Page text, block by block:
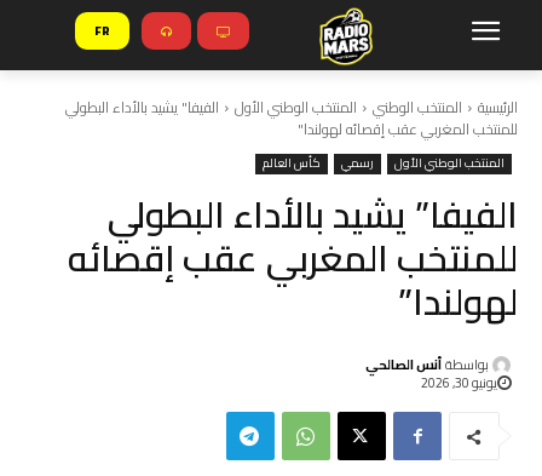
FR
الرئيسية المنتخب الوطني المنتخب الوطني الأول الفيفا" يشيد بالأداء البطولي
للمنتخب المغربي عقب إقصائه لهولندا"
المنتخب الوطني الأول رسمي كأس العالم
الفيفا” يشيد بالأداء البطولي
للمنتخب المغربي عقب إقصائه
لهولندا”
بواسطةأنس الصالحي
يونيو 30, 2026